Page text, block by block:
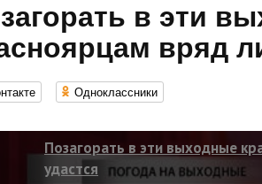
в эти
вряд
Одноклассники
Позагорать в эти выходные
удастся